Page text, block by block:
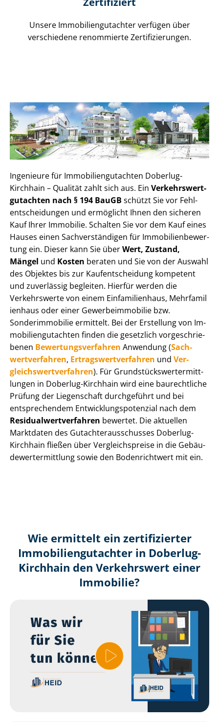
Unsere Immobilien­gutachter verfügen über
verschiedene renommierte Zer­ti­fi­zie­run­gen.
Ingenieure für Im­mo­bi­li­en­gut­ach­ten Doberlug-
Kirchhain – Qualität zahlt sich aus. Ein Ver­kehrs­wert­
gut­ach­ten nach § 194 BauGB schützt Sie vor Fehl­
ent­schei­dun­gen und ermöglicht Ihnen den sicheren
Kauf Ihrer Immobilie. Schalten Sie vor dem Kauf eines
Hauses einen Sach­ver­stän­di­gen für Im­mo­bi­li­en­be­wer­
tung ein. Dieser kann Sie überWert, Zustand,
Mängel und Kosten beraten und Sie von der Auswahl
des Objektes bis zur Kauf­ent­schei­dung kompetent
und zuverlässig begleiten. Hierfür werden die
Verkehrswerte von einem Einfamilienhaus, Mehr­fa­mi­l
i­en­haus oder einer Ge­wer­be­im­mo­bi­lie bzw.
Sonderimmobilie ermittelt. Bei der Erstellung von Im­
mo­bi­li­en­gut­ach­ten finden die gesetzlich vor­ge­schrie­
be­nen Be­wer­tungs­ver­fah­ren Anwendung (Sach­
wert­ver­fah­ren, Er­trags­wert­ver­fah­ren und Ver­
gleichs­wert­ver­fah­ren). Für Grund­stücks­wert­ermitt­
lun­gen in Doberlug-Kirchhain wird eine baurechtliche
Prüfung der Liegenschaft durchgeführt und bei
entsprechendem Ent­wick­lungs­po­ten­zi­al nach dem
Re­si­du­al­wert­ver­fah­ren bewertet. Die aktuellen
Marktdaten des Gut­ach­ter­aus­schus­ses Doberlug-
Kirchhain fließen über Ver­gleichs­prei­se in die Ge­bäu­
de­wert­ermitt­lung sowie den Bodenrichtwert mit ein.
Wie ermittelt ein zertifizierter
Immobilien­gutachter in Doberlug-
Kirchhain den Verkehrswert einer
Immobilie?